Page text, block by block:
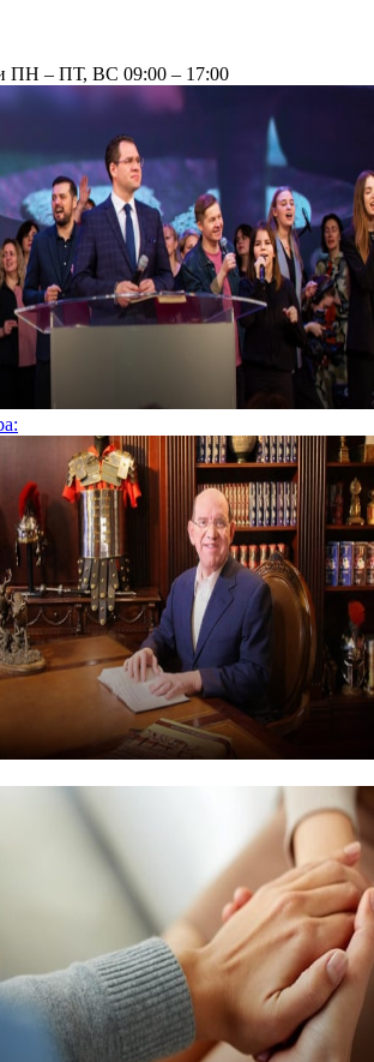
ПН – ПТ, ВС 09:00 – 17:00
: